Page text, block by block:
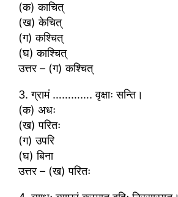
(क) काचित्
(ख) केचित्
(ग) कश्चित्
(घ) काश्चित्
उत्तर – (ग) कश्चित्
3. ग्रामं …………. वृक्षाः सन्ति।
(क) अधः
(ख) परितः
(ग) उपरि
(घ) बिना
उत्तर – (ख) परितः